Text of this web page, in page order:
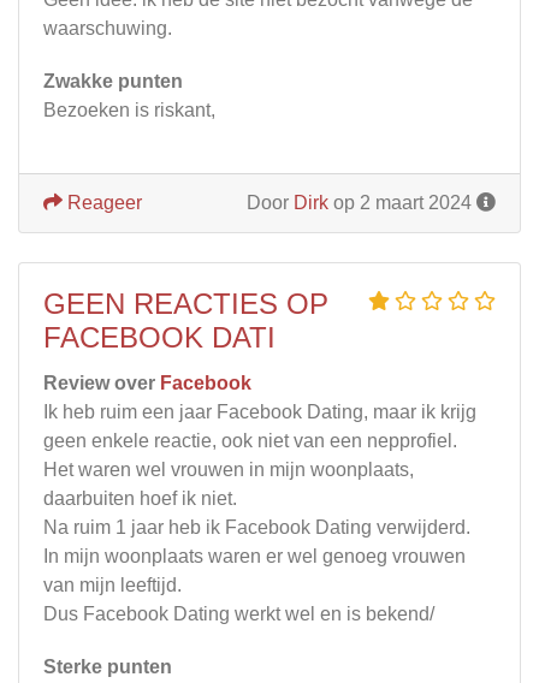
waarschuwing.
Zwakke punten
Bezoeken is riskant,
Door Dirk op 2 maart 2024
Reageer
GEEN REACTIES OP
FACEBOOK DATI
Review over Facebook
Ik heb ruim een jaar Facebook Dating, maar ik krijg
geen enkele reactie, ook niet van een nepprofiel.
Het waren wel vrouwen in mijn woonplaats,
daarbuiten hoef ik niet.
Na ruim 1 jaar heb ik Facebook Dating verwijderd.
In mijn woonplaats waren er wel genoeg vrouwen
van mijn leeftijd.
Dus Facebook Dating werkt wel en is bekend/
Sterke punten